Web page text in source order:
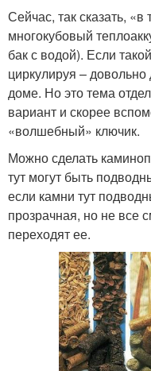
Сейчас, так сказать,
многокубовый
бак с водой). Если
циркулируя –
доме. Но это тема
вариант и скорее
«волшебный» ключик.
Можно сделать
тут могут быть
если камни тут
прозрачная, но не все
переходят ее.